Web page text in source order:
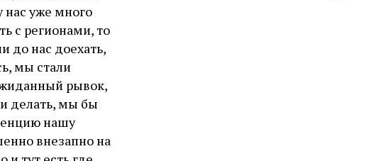
нас уже много
с регионами, то
до нас доехать,
мы стали
рывок,
делать, мы бы
нашу
внезапно на